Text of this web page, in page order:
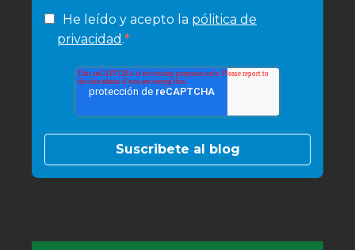
He leído y acepto la pólitica de
privacidad .*